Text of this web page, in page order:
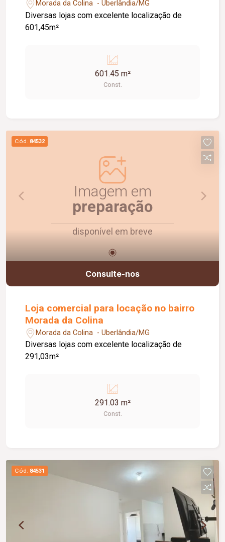
Morada da Colina - Uberlândia/MG
Diversas lojas com excelente localização de
601,45m²
601.45 m²
Const.
Cód. 84532
Imagem em
preparação
disponível em breve
Consulte-nos
Loja comercial para locação no bairro
Morada da Colina
Morada da Colina - Uberlândia/MG
Diversas lojas com excelente localização de
291,03m²
291.03 m²
Const.
Cód. 84531